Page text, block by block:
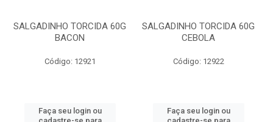
SALGADINHO TORCIDA 60G
BACON
Código: 12921
Faça seu login ou
SALGADINHO TORCIDA 60G
CEBOLA
Código: 12922
Faça seu login ou